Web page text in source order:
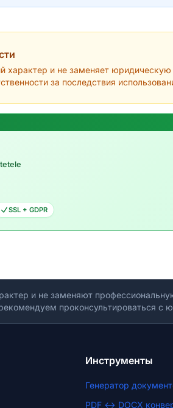
характер и не заменяет
за последствия
SSL + GDPR
и не заменяют
проконсультироваться с
Инструменты
Генератор
PDF ↔ DOCX